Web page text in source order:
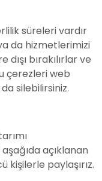
süreleri vardır
da hizmetlerimizi
bırakılırlar ve
çerezleri web
silebilirsiniz.
açıklanan
kişilerle paylaşırız.